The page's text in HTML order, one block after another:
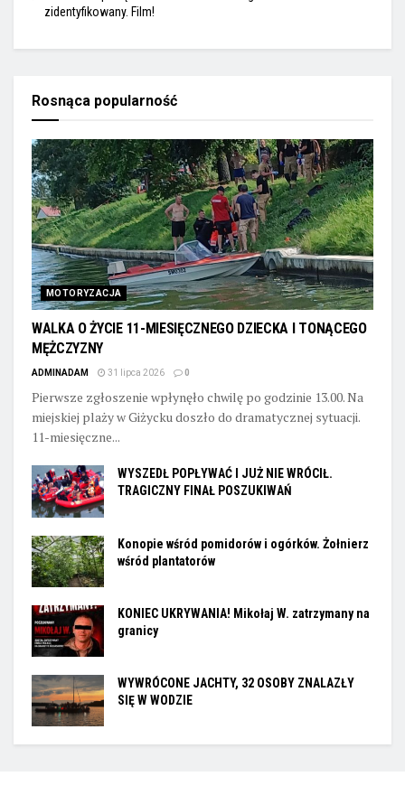
zidentyfikowany. Film!
Rosnąca popularność
MOTORYZACJA
WALKA O ŻYCIE 11-MIESIĘCZNEGO DZIECKA I TONĄCEGO
MĘŻCZYZNY
ADMINADAM 31 lipca 2026 0
Pierwsze zgłoszenie wpłynęło chwilę po godzinie 13.00. Na
miejskiej plaży w Giżycku doszło do dramatycznej sytuacji.
11-miesięczne...
WYSZEDŁ POPŁYWAĆ I JUŻ NIE WRÓCIŁ.
TRAGICZNY FINAŁ POSZUKIWAŃ
Konopie wśród pomidorów i ogórków. Żołnierz
wśród plantatorów
KONIEC UKRYWANIA! Mikołaj W. zatrzymany na
granicy
WYWRÓCONE JACHTY, 32 OSOBY ZNALAZŁY
SIĘ W WODZIE